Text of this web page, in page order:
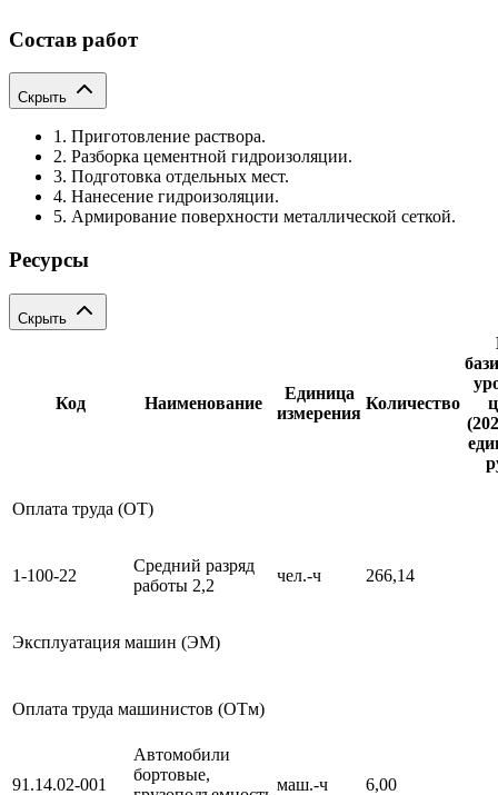
Состав работ
Скрыть
1. Приготовление раствора.
2. Разборка цементной гидроизоляции.
3. Подготовка отдельных мест.
4. Нанесение гидроизоляции.
5. Армирование поверхности металлической сеткой.
Ресурсы
Скрыть
Код Наименование
Единица
измерения
Количество
Оплата труда (ОТ)
1-100-22
Средний разряд
работы 2,2
чел.-ч 266,14
Эксплуатация машин (ЭМ)
Оплата труда машинистов (ОТм)
91.14.02-001
Автомобили
бортовые,
маш.-ч 6,00